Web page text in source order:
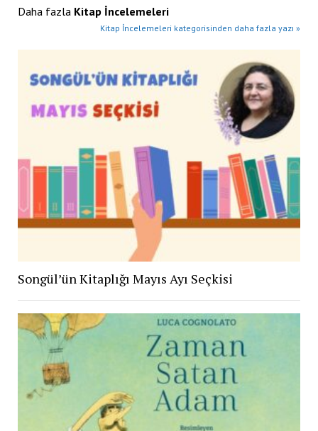
Daha fazla Kitap İncelemeleri
Kitap İncelemeleri kategorisinden daha fazla yazı »
Songül’ün Kitaplığı Mayıs Ayı Seçkisi